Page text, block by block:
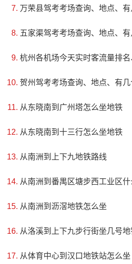
有两个码头，其中大运码头可以停
情岛被视为如同皇冠上的一颗明珠
4、景风阁古建筑群
万荣县驾考考场查询、地点、
五家渠驾考考场查询、地点、
杭州各机场今天实时客流量排
贺州驾考考场查询、地点、有
从东晓南到广州塔怎么坐地铁
从东晓南到十三行怎么坐地铁
从南洲到上下九地铁路线
从南洲到番禺区塘步西工业区
从南洲到沥滘地铁怎么坐
从洛溪到上下九步行街坐几号地
从体育中心到汉口地铁站怎么坐